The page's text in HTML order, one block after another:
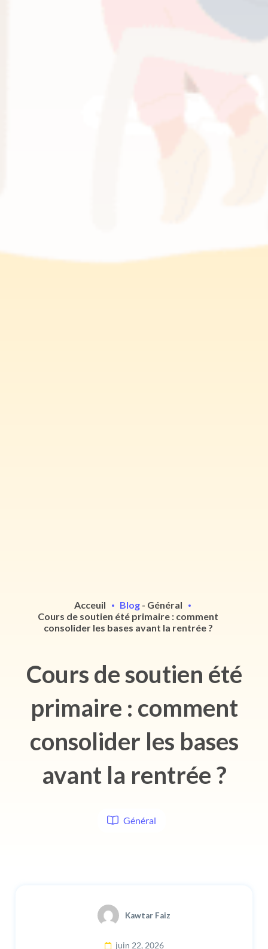
Acceuil Blog - Général
Cours de soutien été primaire : comment
consolider les bases avant la rentrée ?
Cours de soutien été
primaire : comment
consolider les bases
avant la rentrée ?
Général
Kawtar Faiz
juin 22, 2026